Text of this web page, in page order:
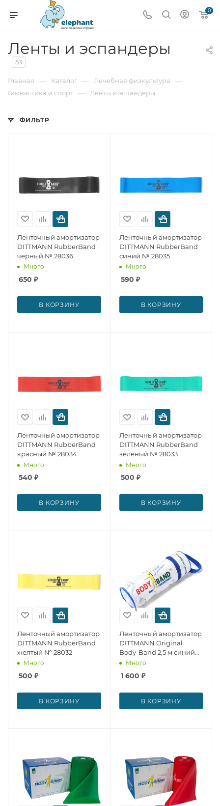
0
Ленты и эспандеры
53
Главная — Каталог — Лечебная физкультура —
Гимнастика и спорт — Ленты и эспандеры
ФИЛЬТР
Ленточный амортизатор
DITTMANN RubberBand
черный № 28036
Много
650 ₽
В КОРЗИНУ
Ленточный амортизатор
DITTMANN RubberBand
синий № 28035
Много
590 ₽
В КОРЗИНУ
Ленточный амортизатор
DITTMANN RubberBand
красный № 28034
Много
540 ₽
В КОРЗИНУ
Ленточный амортизатор
DITTMANN RubberBand
зеленый № 28033
Много
500 ₽
В КОРЗИНУ
Ленточный амортизатор
DITTMANN RubberBand
желтый № 28032
Много
500 ₽
В КОРЗИНУ
Ленточный амортизатор
DITTMANN Original
Body-Band 2,5 м синий
№ 28031
Много
1 600 ₽
В КОРЗИНУ